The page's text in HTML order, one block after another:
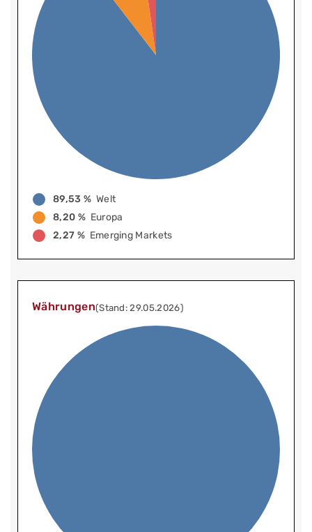
89,53 % Welt
8,20 % Europa
2,27 % Emerging Markets
Währungen(Stand: 29.05.2026)